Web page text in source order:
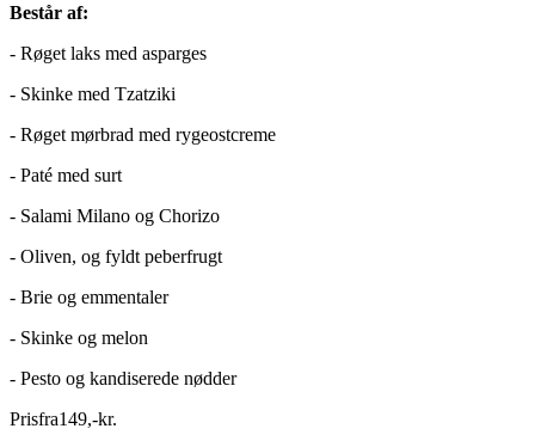
Består af:
- Røget laks med asparges
- Skinke med Tzatziki
- Røget mørbrad med rygeostcreme
- Paté med surt
- Salami Milano og Chorizo
- Oliven, og fyldt peberfrugt
- Brie og emmentaler
- Skinke og melon
- Pesto og kandiserede nødder
Prisfra149,-kr.